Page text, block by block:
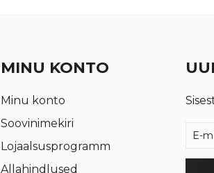
MINU KONTO
Minu konto
Soovinimekiri
Lojaalsusprogramm
Allahindlused